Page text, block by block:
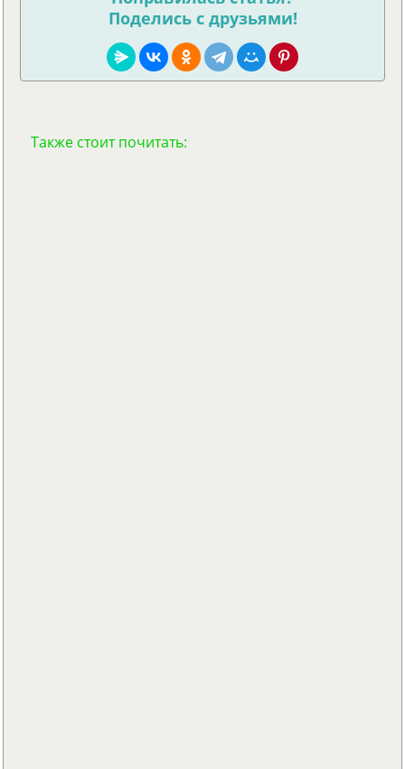
Поделись с друзьями!
Также стоит почитать: